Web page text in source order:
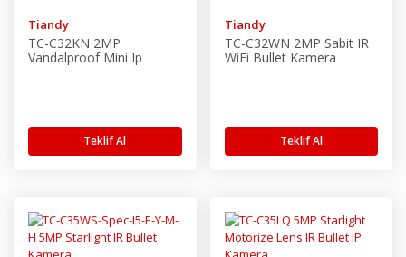
Tiandy
TC-C32KN 2MP
Vandalproof Mini Ip
Teklif Al
Tiandy
TC-C32WN 2MP Sabit IR
WiFi Bullet Kamera
Teklif Al